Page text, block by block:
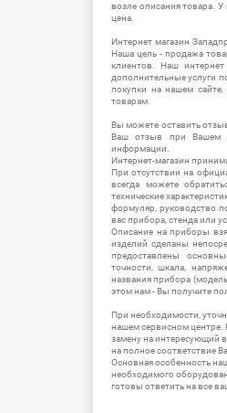
возле описания товара.
цена.
Интернет магазин
Наша цель - продажа
клиентов. Наш
дополнительные услуги
покупки на нашем
товарам.
Вы можете оставить
Ваш отзыв при Вашем
информации.
Интернет-магазин
При отсутствии на
всегда можете
технические
формуляр, руководство
вас прибора, стенда или
Описание на приборы
изделий сделаны
предоставлены
точности, шкала,
названия прибора
этом нам - Вы получите
При необходимости,
нашем сервисном
замену на интересующий
на полное соответствие
Основная особенность
необходимого
готовы ответить на все